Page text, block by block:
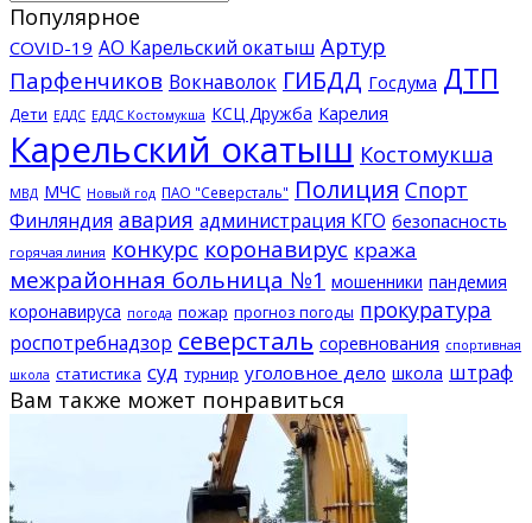
Популярное
COVID-19 АО Карельский окатыш Артур
Парфенчиков Вокнаволок ГИБДД Госдума ДТП
Дети ЕДДС ЕДДС Костомукша КСЦ Дружба Карелия
Карельский окатыш Костомукша
МВД МЧС Новый год ПАО "Северсталь" Полиция Спорт
Финляндия авария администрация КГО безопасность
горячая линия конкурс коронавирус кража
межрайонная больница №1 мошенники пандемия
коронавируса погода пожар прогноз погоды прокуратура
роспотребнадзор северсталь соревнования спортивная
школа статистика суд турнир уголовное дело школа штраф
Вам также может понравиться